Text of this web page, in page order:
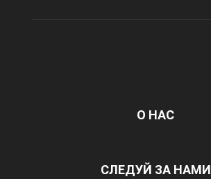
О НАС
СЛЕДУЙ ЗА НАМИ